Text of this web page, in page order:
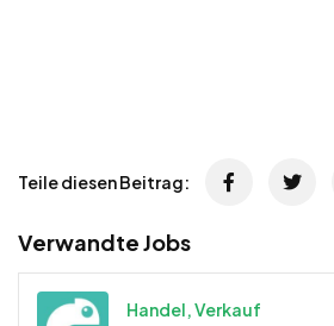
Teile diesen Beitrag:
Verwandte Jobs
Handel, Verkauf